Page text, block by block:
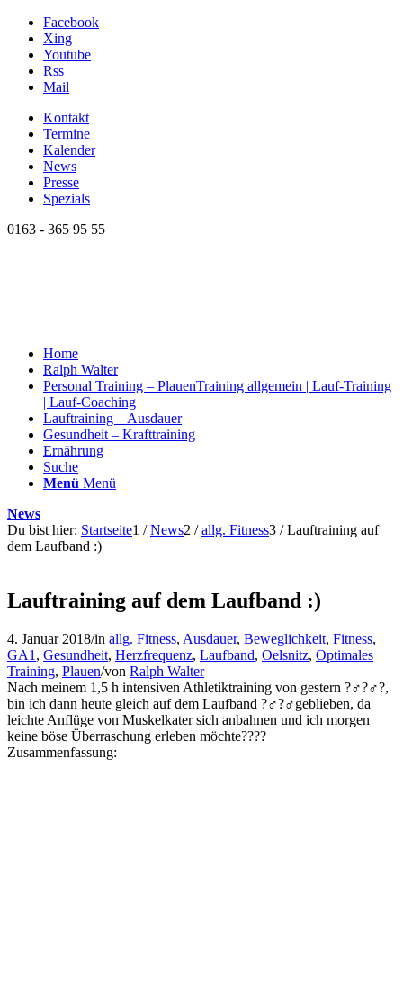
Facebook
Xing
Youtube
Rss
Mail
Kontakt
Termine
Kalender
News
Presse
Spezials
0163 - 365 95 55
Home
Ralph Walter
Personal Training – PlauenTraining allgemein | Lauf-Training
| Lauf-Coaching
Lauftraining – Ausdauer
Gesundheit – Krafttraining
Ernährung
Suche
Menü Menü
News
Du bist hier: Startseite1 / News2 / allg. Fitness3 / Lauftraining auf
dem Laufband :)
Lauftraining auf dem Laufband :)
4. Januar 2018/in allg. Fitness, Ausdauer, Beweglichkeit, Fitness,
GA1 , Gesundheit, Herzfrequenz, Laufband, Oelsnitz, Optimales
Training, Plauen/von Ralph Walter
Nach meinem 1,5 h intensiven Athletiktraining von gestern ?️‍♂️?‍♂️?,
bin ich dann heute gleich auf dem Laufband ?‍♂️?‍♂️geblieben, da
leichte Anflüge von Muskelkater sich anbahnen und ich morgen
keine böse Überraschung erleben möchte????
Zusammenfassung: